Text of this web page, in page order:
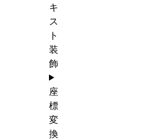
キ
ス
ト
装
飾
座
標
変
換